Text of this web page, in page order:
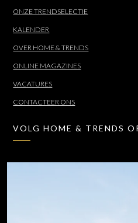
ONZE TRENDSELECTIE
KALENDER
OVER HOME & TRENDS
ONLINE MAGAZINES
VACATURES
CONTACTEER ONS
VOLG HOME & TRENDS